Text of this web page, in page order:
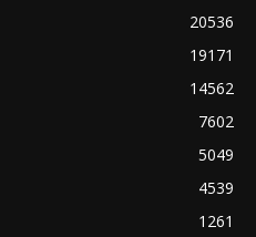
20536
19171
14562
7602
5049
4539
1261